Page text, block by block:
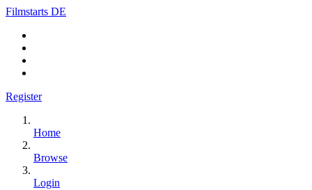
Filmstarts DE
Register
Home
Browse
Login